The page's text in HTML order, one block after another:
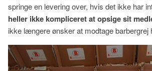
springe en levering over, hvis det ikke har
heller ikke kompliceret at opsige sit
ikke længere ønsker at modtage barbergrej